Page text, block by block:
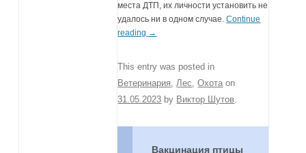
места ДТП, их личности установить не
удалось ни в одном случае.Continue
reading →
This entry was posted in
Ветеринария
Лес ,Охота on
31.05.2023 by Виктор Шутов
Вакцинация птицы